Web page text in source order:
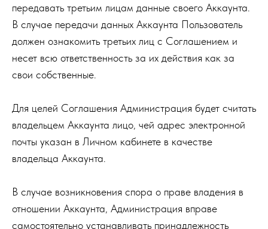
передавать третьим лицам данные своего Аккаунта.
В случае передачи данных Аккаунта Пользователь
должен ознакомить третьих лиц с Соглашением и
несет всю ответственность за их действия как за
свои собственные.
Для целей Соглашения Администрация будет считать
владельцем Аккаунта лицо, чей адрес электронной
почты указан в Личном кабинете в качестве
владельца Аккаунта.
В случае возникновения спора о праве владения в
отношении Аккаунта, Администрация вправе
самостоятельно устанавливать принадлежность